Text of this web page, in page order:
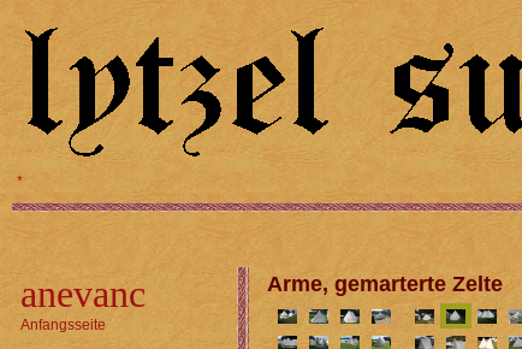
*
anevanc
Anfangsseite
Arme, gemarterte Zelte